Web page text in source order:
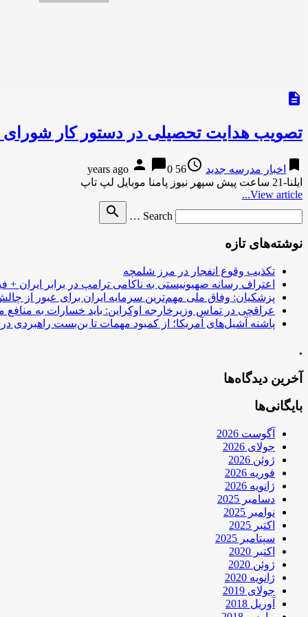
description
تصویب هدایت تحصیلی در دستور کار
bookmark اخبار مدرسه جدید access_time
56 years ago
person chat_bubble0
ایلنا-21 ساعت پیش سپهر نیوز پامنا موبایل لپ تاپ
View article...
Search …
search
نوشته‌های تازه
تکذیب وقوع انفجار در مرز شلمچه
اعتراف رسانه صهیونیستی به ناکامی ترامپ در برابر ایران +
پزشکیان: وفاق ملی مهم‌ترین سرمایه ایران برای عبور از
عراقچی در تماس وزیرخارجه اوکراین: باید خسارات به منافع
پاشنه آشیل‌های آمریکا؛ از کمبود مهمات تا بن‌بست راهبردی در
.
آخرین دیدگاه‌ها
بایگانی‌ها
آگوست 2026
جولای 2026
ژوئن 2026
فوریه 2026
ژانویه 2026
دسامبر 2025
نوامبر 2025
اکتبر 2025
سپتامبر 2025
اکتبر 2020
ژوئن 2020
ژانویه 2020
جولای 2019
آوریل 2018